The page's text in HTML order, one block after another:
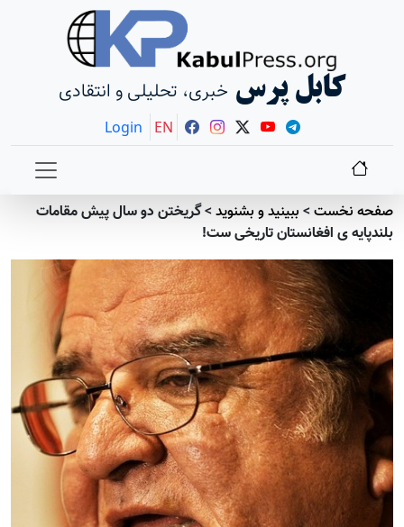
کابل پرس خبری، تحلیلی و انتقادی
Login EN
صفحه نخست> ببينيد و بشنويد>گریختن دو سال پیش مقامات
بلندپایه ی افغانستان تاريخی ست!